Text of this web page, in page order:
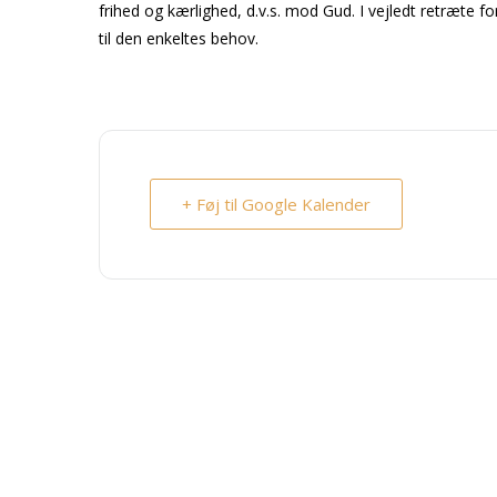
frihed og kærlighed, d.v.s. mod Gud. I vejledt retræte
til den enkeltes behov.
+ Føj til Google Kalender